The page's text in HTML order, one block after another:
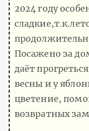
2024 году
Посажено за
даёт
весны и у
цветение,
возвратных